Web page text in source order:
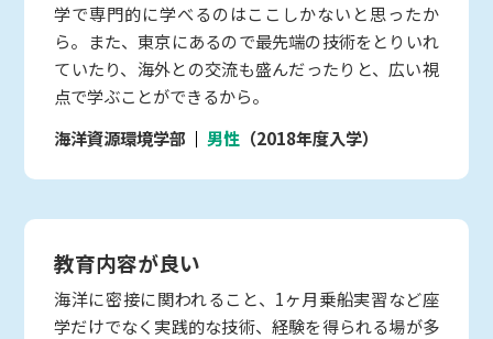
学で専門的に学べるのはここしかないと思ったか
ら。また、東京にあるので最先端の技術をとりいれ
ていたり、海外との交流も盛んだったりと、広い視
点で学ぶことができるから。
海洋資源環境学部
男性 （2018年度入学）
教育内容が良い
海洋に密接に関われること、1ヶ月乗船実習など座
学だけでなく実践的な技術、経験を得られる場が多